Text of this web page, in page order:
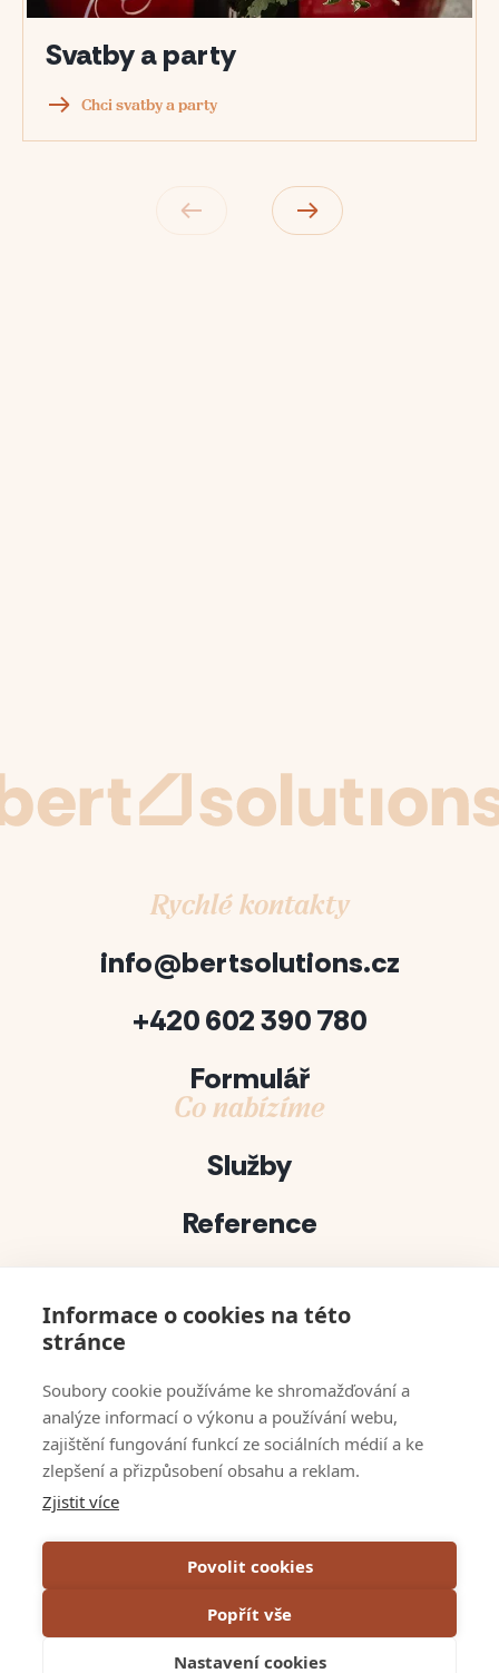
Informace o cookies na této
stránce
Soubory cookie používáme ke shromažďování a
analýze informací o výkonu a používání webu,
zajištění fungování funkcí ze sociálních médií a ke
zlepšení a přizpůsobení obsahu a reklam.
Zjistit více
Povolit cookies
Popřít vše
Nastavení cookies
Svatby a party
Chci svatby a party
Rychlé kontakty
info@bertsolutions.cz
+420 602 390 780
Formulář
Co nabízíme
Služby
Reference
Kontakty
Napsali o nás
VOP
GDPR & Cookies
Projekty EU